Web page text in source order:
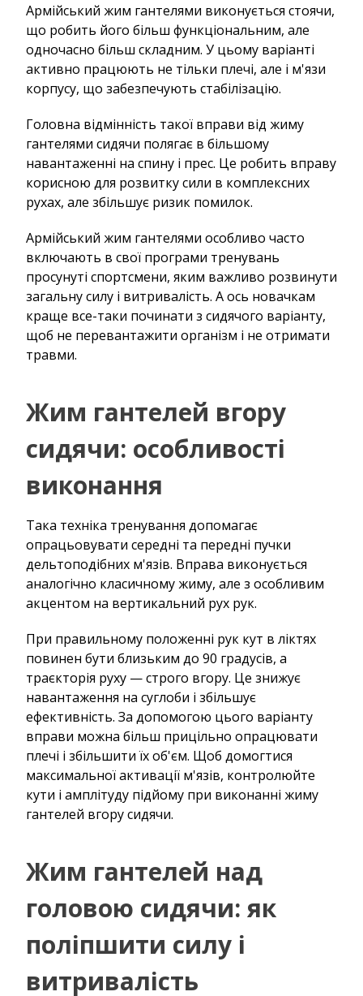
Армійський жим гантелями виконується стоячи,
що робить його більш функціональним, але
одночасно більш складним. У цьому варіанті
активно працюють не тільки плечі, але і м'язи
корпусу, що забезпечують стабілізацію.
Головна відмінність такої вправи від жиму
гантелями сидячи полягає в більшому
навантаженні на спину і прес. Це робить вправу
корисною для розвитку сили в комплексних
рухах, але збільшує ризик помилок.
Армійський жим гантелями особливо часто
включають в свої програми тренувань
просунуті спортсмени, яким важливо розвинути
загальну силу і витривалість. А ось новачкам
краще все-таки починати з сидячого варіанту,
щоб не перевантажити організм і не отримати
травми.
Жим гантелей вгору
сидячи: особливості
виконання
Така техніка тренування допомагає
опрацьовувати середні та передні пучки
дельтоподібних м'язів. Вправа виконується
аналогічно класичному жиму, але з особливим
акцентом на вертикальний рух рук.
При правильному положенні рук кут в ліктях
повинен бути близьким до 90 градусів, а
траєкторія руху — строго вгору. Це знижує
навантаження на суглоби і збільшує
ефективність. За допомогою цього варіанту
вправи можна більш прицільно опрацювати
плечі і збільшити їх об'єм. Щоб домогтися
максимальної активації м'язів, контролюйте
кути і амплітуду підйому при виконанні жиму
гантелей вгору сидячи.
Жим гантелей над
головою сидячи: як
поліпшити силу і
витривалість